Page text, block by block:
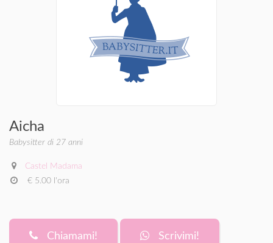
Aicha
Babysitter di 27 anni
Castel Madama
€ 5.00 l'ora
Chiamami! Scrivimi!